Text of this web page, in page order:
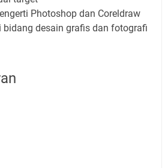
Photoshop dan Coreldraw
bidang desain grafis dan fotografi